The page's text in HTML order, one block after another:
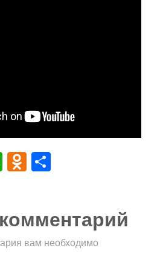
WhatsApp
Odnoklassniki
вам необходимо